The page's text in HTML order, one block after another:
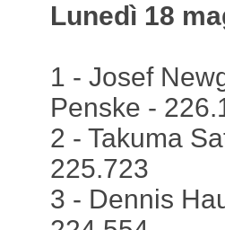
Lunedì 18
1 - Josef
Penske -
2 - Takuma
225.723
3 - Dennis